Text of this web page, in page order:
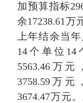
加预算指标
余17238.61万
上年结余当
14个单位14
5563.46万
3758.59万
3674.47万元。